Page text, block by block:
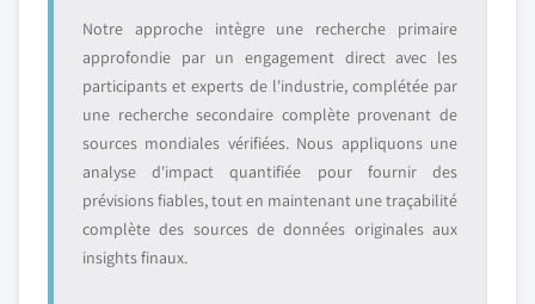
Notre approche intègre une recherche primaire
approfondie par un engagement direct avec les
participants et experts de l'industrie, complétée par
une recherche secondaire complète provenant de
sources mondiales vérifiées. Nous appliquons une
analyse d'impact quantifiée pour fournir des
prévisions fiables, tout en maintenant une traçabilité
complète des sources de données originales aux
insights finaux.